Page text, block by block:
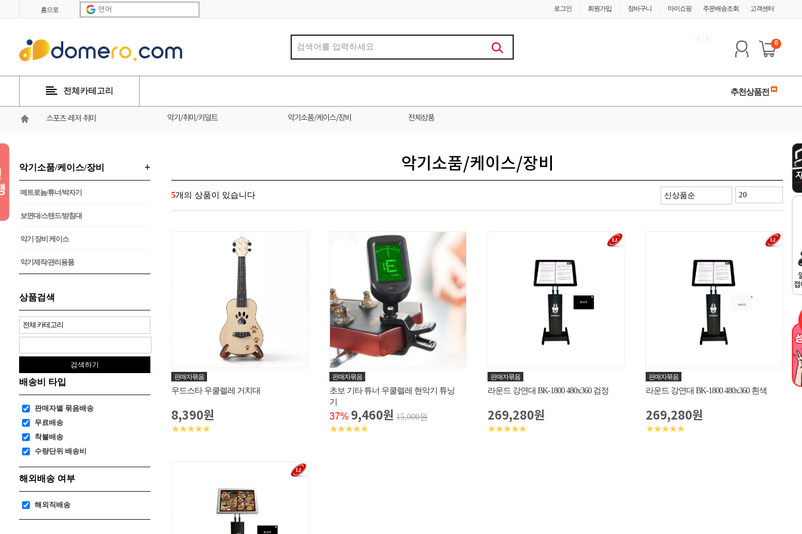
홈으로 언어 로그인 회원가입 장바구니 마이쇼핑 주문배송조회 고객센터
0
전체카테고리 추천상품전
스포츠·레저·취미 악기/취미/키덜트 악기소품/케이스/장비 전체상품
악기소품/케이스/장비 +
메트로놈/튜너/박자기
보면대/스탠드/받침대
악기 장비 케이스
악기제작/관리용품
상품검색
배송비 타입
판매자별 묶음배송
무료배송
착불배송
수량단위 배송비
해외배송 여부
해외직배송
악기소품/케이스/장비
5개의 상품이 있습니다
판매자묶음
우드스타 우쿨렐레 거치대
8,390원
★★★★★
판매자묶음
초보 기타 튜너 우쿨렐레 현악기 튜닝
기
37% 9,460원 15,000원
★★★★★
판매자묶음
라운드 강연대 BK-1800 480x360 검정
269,280원
★★★★★
판매자묶음
라운드 강연대 BK-1800 480x360 흰색
269,280원
★★★★★